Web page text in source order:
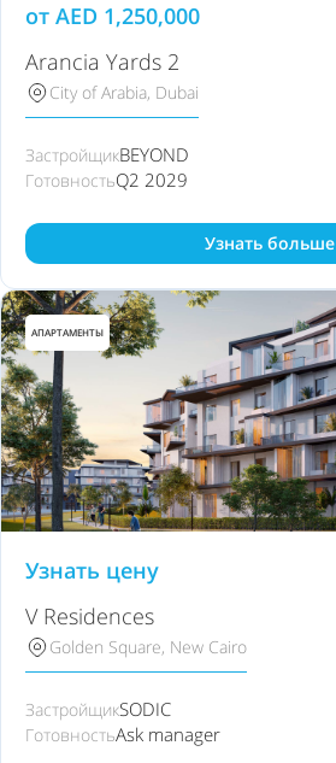
от AED 1,250,000
Arancia Yards 2
City of Arabia, Dubai
ЗастройщикBEYOND
ГотовностьQ2 2029
Узнать больше
АПАРТАМЕНТЫ
Узнать цену
V Residences
Golden Square, New Cairo
ЗастройщикSODIC
ГотовностьAsk manager